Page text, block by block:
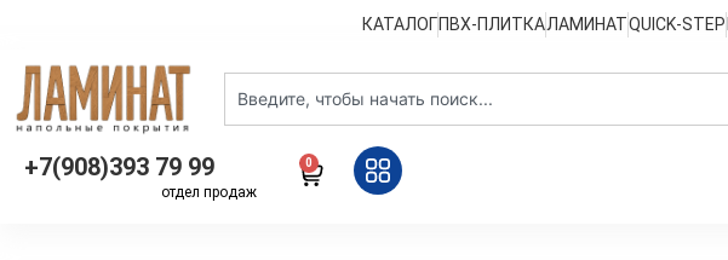
КАТАЛОГ ПВХ-ПЛИТКАЛАМИНАТQUICK-STEP
+7(908)393 79 99
отдел продаж
0